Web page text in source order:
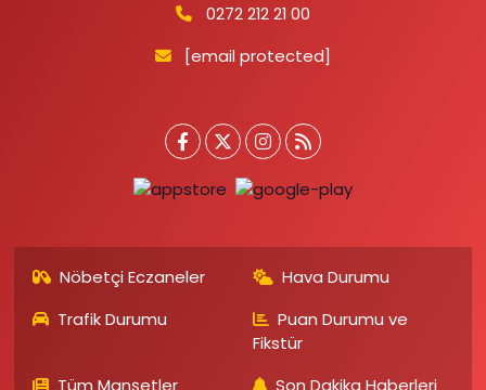
0272 212 21 00
[email protected]
Nöbetçi Eczaneler
Hava Durumu
Trafik Durumu
Puan Durumu ve
Fikstür
Tüm Manşetler
Son Dakika Haberleri